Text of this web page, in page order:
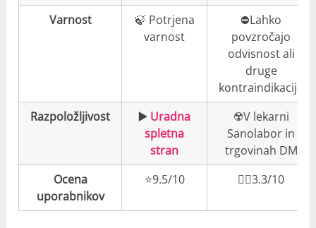
Varnost
🍃 Potrjena
varnost
⛔️Lahko
povzročajo
odvisnost ali
druge
kontraindikacije
Razpoložljivost
▶️ Uradna
spletna
stran
☢️V lekarni
Sanolabor in
trgovinah DM
Ocena
uporabnikov
⭐️9.5/10 👎🏼3.3/10